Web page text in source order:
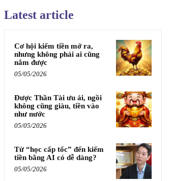
Latest article
Cơ hội kiếm tiền mở ra,
nhưng không phải ai cũng
nắm được
05/05/2026
Được Thần Tài ưu ái, ngồi
không cũng giàu, tiền vào
như nước
05/05/2026
Từ “học cấp tốc” đến kiếm
tiền bằng AI có dễ dàng?
05/05/2026